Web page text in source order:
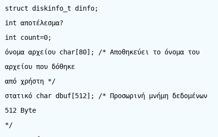
struct diskinfo_t dinfo;
int αποτέλεσμα?
int count=0;
όνομα αρχείου char[80]; /* Αποθηκεύει το όνομα του
αρχείου που δόθηκε
από χρήστη */
στατικό char dbuf[512]; /* Προσωρινή μνήμη δεδομένων
512 Byte
*/